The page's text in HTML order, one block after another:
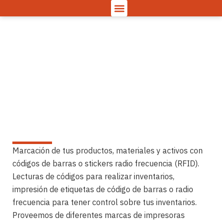
Marcación de tus productos, materiales y activos con
códigos de barras o stickers radio frecuencia (RFID).
Lecturas de códigos para realizar inventarios,
impresión de etiquetas de código de barras o radio
frecuencia para tener control sobre tus inventarios.
Proveemos de diferentes marcas de impresoras